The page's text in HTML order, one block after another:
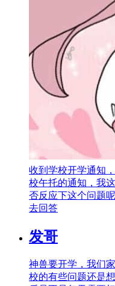
收到学校开学通知
校午托的通知，我
否反应下这个问题呢
去回答
发哥
神兽要开学，我们
校的有些问题还是